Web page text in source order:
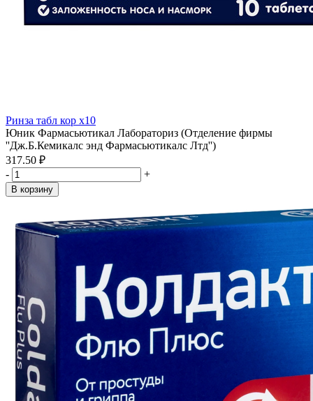
Ринза табл кор x10
Юник Фармасьютикал Лабораториз (Отделение фирмы
''Дж.Б.Кемикалс энд Фармасьютикалс Лтд'')
317.50 ₽
-
+
В корзину